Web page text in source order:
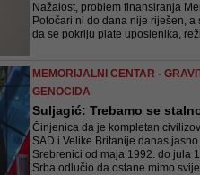
Nažalost, problem finansiranja
Potočari ni do dana nije riješen,
da se pokriju plate uposlenika,
MEMORIJALNI CENTAR -
GENOCIDA
Suljagić: Trebamo se
Činjenica da je kompletan
SAD i Velike Britanije danas
Srebrenici od maja 1992. do jula
Srba odlučio da ostane mimo